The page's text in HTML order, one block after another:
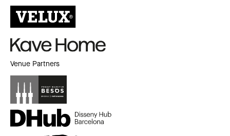
Venue Partners